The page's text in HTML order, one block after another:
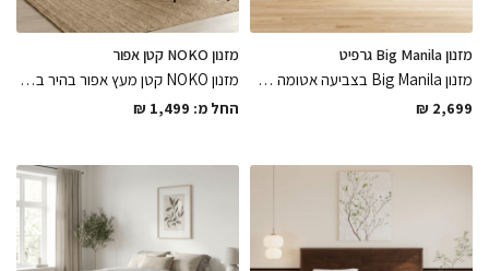
מזנון Big Manila גרפיט
מזנון Big Manila בצביעה אטומה בתנור בגוון גרפיט כהה מגיע עם חור מובנה לכבלים בגב המזנון בגימורים מושלמים עם חזיתות מרשימות, מזנון שיהיה השואו בבית
₪ 2,699
מזנון NOKO קטן אפור
מזנון NOKO קטן מעץ אפור בהיר בשילוב מתכת שחור מט עם מגירות במנגנון טריקה שקטה / רגילה לבחירה, פיס שיסגור את הפינה
החל מ: ₪ 1,499